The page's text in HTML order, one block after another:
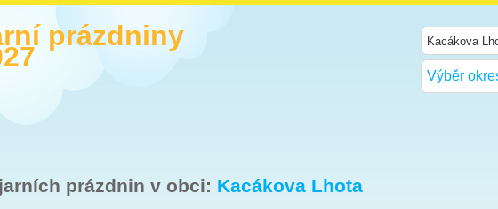
prázdniny
Výběr
prázdnin v obci: Kacákova Lhota